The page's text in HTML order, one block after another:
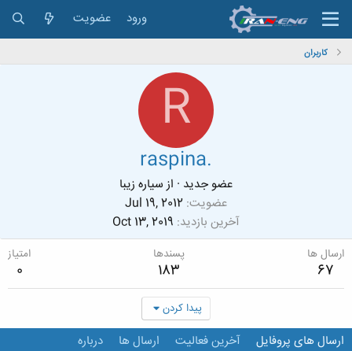
ورود عضویت
کاربران
R
raspina.
عضو جدید · از سیاره زیبا
عضویت Jul 19, 2012
آخرین بازدید Oct 13, 2019
ارسال ها
67
پسندها
183
امتیاز
0
پیدا کردن
ارسال های پروفایل آخرین فعالیت ارسال ها درباره